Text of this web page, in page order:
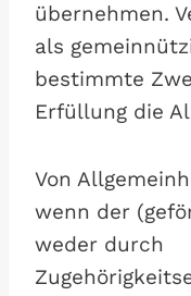
übernehmen.
als
bestimmte
Erfüllung die
Von
wenn der
weder durch